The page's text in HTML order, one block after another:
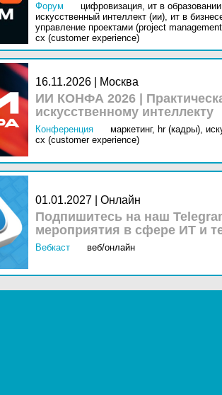
Форум цифровизация, ит в
искусственный интеллект (ии), ит в
управление проектами (project
cx (customer experience)
16.11.2026 | Москва
ИИ КОНФА 2026 |
искусственному интеллекту
Конференция маркетинг, hr (кадры),
cx (customer experience)
01.01.2027 | Онлайн
Подпишитесь на наш
мероприятия в сфере ИТ и
Вебкаст веб/онлайн